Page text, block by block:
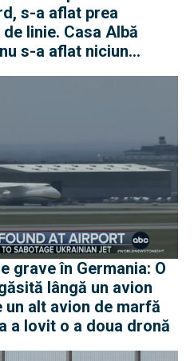
s-a aflat prea
linie. Casa Albă
s-a aflat niciun
grave în Germania: O
lângă un avion
un alt avion de marfă
a lovit o a doua dronă